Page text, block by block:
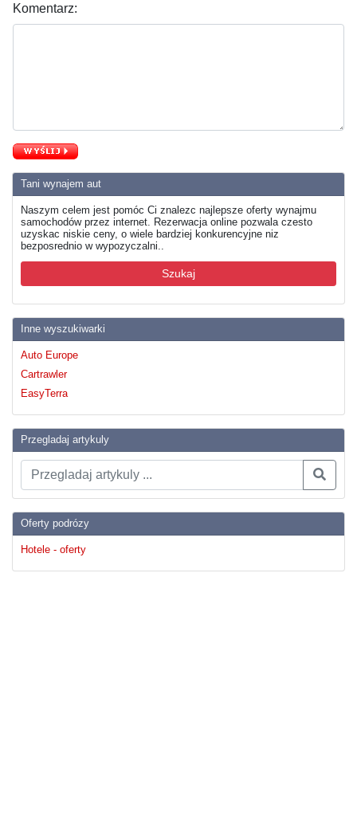
Tani wynajem aut
Naszym celem jest pomóc Ci znalezc najlepsze oferty wynajmu
samochodów przez internet. Rezerwacja online pozwala czesto
uzyskac niskie ceny, o wiele bardziej konkurencyjne niz
bezposrednio w wypozyczalni..
Szukaj
Inne wyszukiwarki
Auto Europe
Cartrawler
EasyTerra
Przegladaj artykuly
Oferty podrózy
Hotele - oferty
Komentarz: